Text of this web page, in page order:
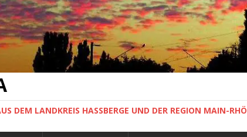
DEM LANDKREIS HASSBERGE UND DER REGION MAIN-RHÖN